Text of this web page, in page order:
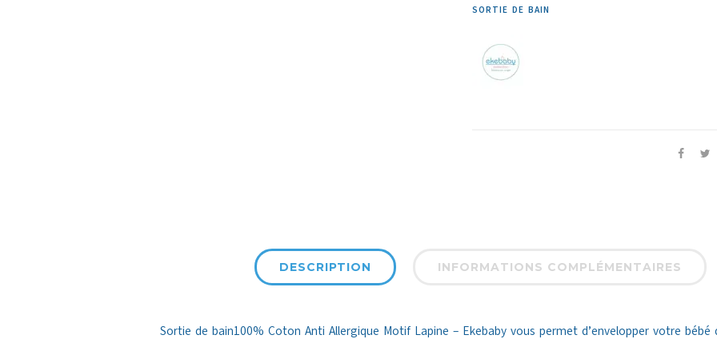
SORTIE DE BAIN
DESCRIPTION INFORMATIONS COMPLÉMENTAIRES
Sortie de bain100% Coton Anti Allergique Motif Lapine – Ekebaby vous permet d’envelopper votre